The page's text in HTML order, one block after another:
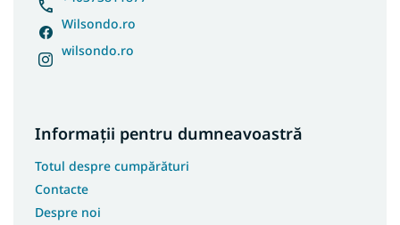
Wilsondo.ro
wilsondo.ro
Informații pentru dumneavoastră
Totul despre cumpărături
Contacte
Despre noi